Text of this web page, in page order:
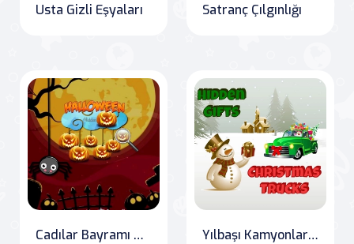
Usta Gizli Eşyaları Satranç Çılgınlığı
Cadılar Bayramı Gizli Balkabakları Yılbaşı Kamyonları Gizli Hediyeler